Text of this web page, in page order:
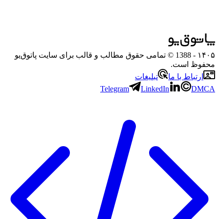
۱۴۰۵
- 1388 © تمامی حقوق مطالب و قالب برای سایت پاتوق‌یو
محفوظ است.
ارتباط با ما
تبلیغات
Telegram
LinkedIn DMCA